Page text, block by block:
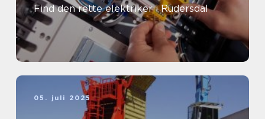
Find den rette elektriker i Rudersdal
05. juli 2025